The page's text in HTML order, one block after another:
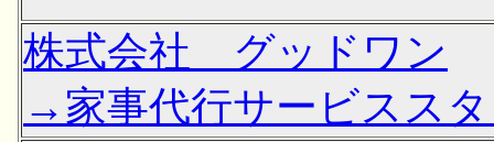
株式会社 グッドワン
→家事代行サービスス